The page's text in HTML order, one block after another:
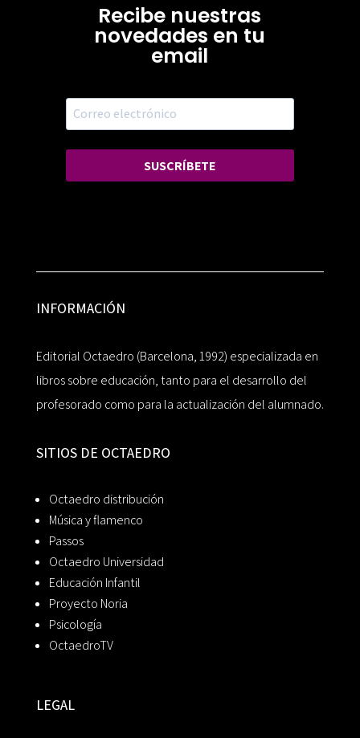
Recibe nuestras
novedades en tu
email
SUSCRÍBETE
INFORMACIÓN
Editorial Octaedro (Barcelona, 1992) especializada en
libros sobre educación, tanto para el desarrollo del
profesorado como para la actualización del alumnado.
SITIOS DE OCTAEDRO
Octaedro distribución
Música y flamenco
Passos
Octaedro Universidad
Educación Infantil
Proyecto Noria
Psicología
OctaedroTV
LEGAL